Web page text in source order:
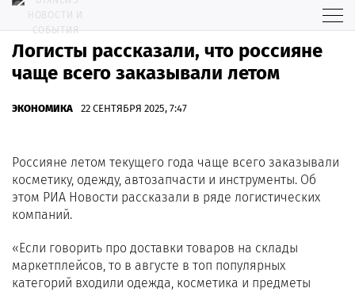
Логисты рассказали, что россияне
чаще всего заказывали летом
ЭКОНОМИКА 22 СЕНТЯБРЯ 2025, 7:47
Россияне летом текущего года чаще всего заказывали
косметику, одежду, автозапчасти и инструменты. Об
этом РИА Новости рассказали в ряде логистических
компаний.
«Если говорить про доставки товаров на склады
маркетплейсов, то в августе в топ популярных
категорий входили одежда, косметика и предметы